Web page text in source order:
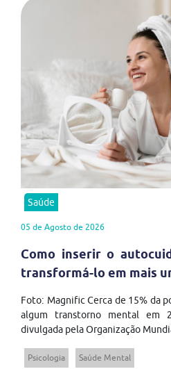
Saúde
05 de Agosto de 2026
Como inserir o
transformá-lo em mais
Foto: Magnific Cerca de 15% da
algum transtorno mental em
divulgada pela Organização
Psicologia Saúde Mental